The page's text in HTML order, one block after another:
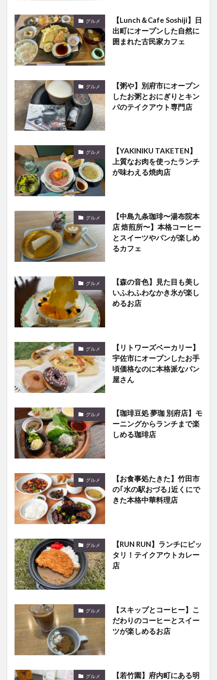
グルメ
【Lunch＆Cafe Soshiji】日
出町にオープンした自然に
囲まれた古民家カフェ
グルメ
【粥や】別府市にオープン
したお粥とおにぎりとキン
パのテイクアウト専門店
グルメ
【YAKINIKU TAKETEN】
上質なお肉を使ったランチ
が味わえる焼肉店
グルメ
【中島九条珈琲〜湯布院本
店 焙煎所〜】本格コーヒー
とスイーツやパンが楽しめ
るカフェ
グルメ
【森の音色】見た目も美し
いふわふわなかき氷が楽し
めるお店
グルメ
【リトワーズベーカリー】
宇佐市にオープンしたお手
頃価格なのに本格派なパン
屋さん
グルメ
【珈琲豆処 夢珈 別府店】モ
ーニングからランチまで楽
しめる珈琲店
グルメ
【お食事処たきた】竹田市
の｢水の駅おづる｣近くにで
きた本格中華料理店
グルメ
【RUN RUN】ランチにピッ
タリ！テイクアウトカレー
店
グルメ
【スキップとコーヒー】こ
だわりのコーヒーとスイー
ツが楽しめるお店
グルメ
【若竹園】府内町にある明